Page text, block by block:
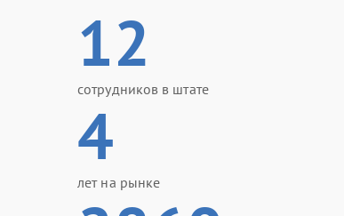
12
сотрудников в штате
4
лет на рынке